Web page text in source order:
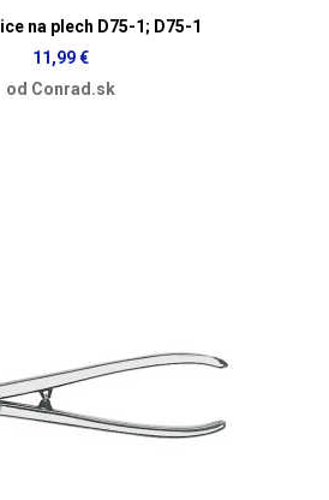
na plech D75-1; D75-1
11,99 €
od Conrad.sk